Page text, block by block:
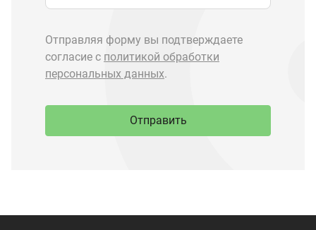
Запчасти Урал
Запчасти Камаз
Спецпредложения